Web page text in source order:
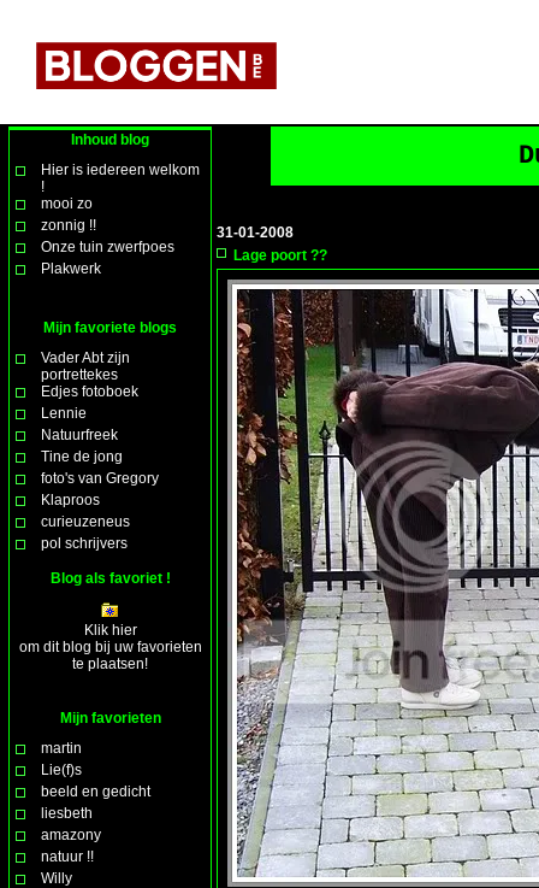
Inhoud blog
Hier is iedereen welkom
!
mooi zo
zonnig !!
Onze tuin zwerfpoes
Plakwerk
Mijn favoriete blogs
Vader Abt zijn
portrettekes
Edjes fotoboek
Lennie
Natuurfreek
Tine de jong
foto's van Gregory
Klaproos
curieuzeneus
pol schrijvers
Blog als favoriet !
Klik hier
om dit blog bij uw favorieten
te plaatsen!
Mijn favorieten
martin
Lie(f)s
beeld en gedicht
liesbeth
amazony
natuur !!
Willy
31-01-2008
Lage poort ??